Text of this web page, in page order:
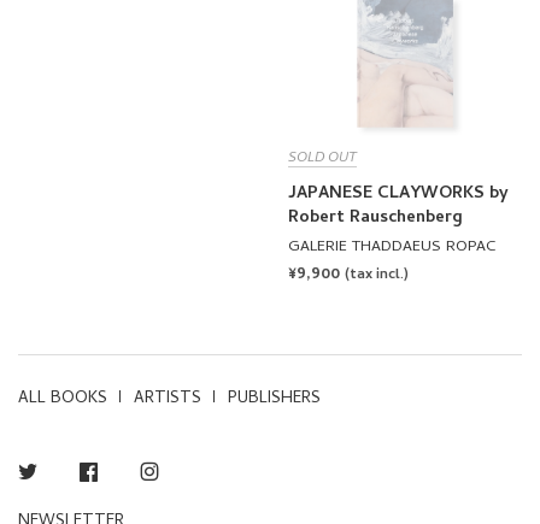
SOLD OUT
JAPANESE CLAYWORKS by
Robert Rauschenberg
GALERIE THADDAEUS ROPAC
REGULAR
¥9,900 (tax incl.)
ALL BOOKS ARTISTS PUBLISHERS
Twitter Facebook